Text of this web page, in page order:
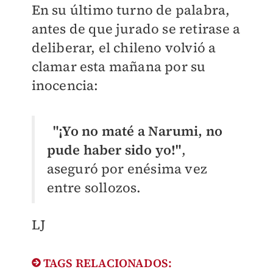
En su último turno de palabra,
antes de que jurado se retirase a
deliberar, el chileno volvió a
clamar esta mañana por su
inocencia:
"¡Yo no maté a Narumi, no
pude haber sido yo!",
aseguró por enésima vez
entre sollozos.
LJ
TAGS RELACIONADOS: